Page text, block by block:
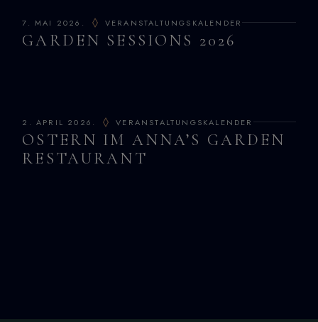
7. MAI 2026. VERANSTALTUNGSKALENDER
GARDEN SESSIONS 2026
2. APRIL 2026. VERANSTALTUNGSKALENDER
OSTERN IM ANNA’S GARDEN
RESTAURANT